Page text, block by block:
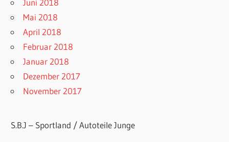
Mai 2018
April 2018
Februar 2018
Januar 2018
Dezember 2017
November 2017
S.B.J – Sportland / Autoteile Junge